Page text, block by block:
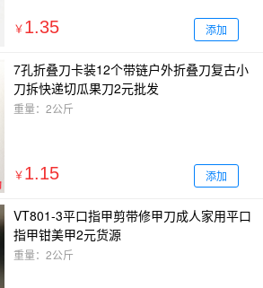
￥ 1.35 添加
7孔折叠刀卡装12个带链户外折叠刀复古小
刀拆快递切瓜果刀2元批发
重量：2公斤
￥ 1.15 添加
VT801-3平口指甲剪带修甲刀成人家用平口
指甲钳美甲2元货源
重量：2公斤